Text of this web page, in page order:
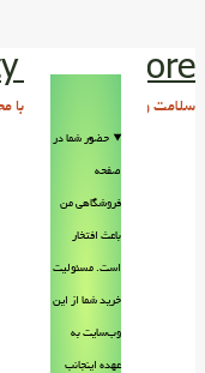
Trust store
سلامت و زیبایی پوست و مو با
حضور شما در
صفحه
فروشگاهی من
باعث افتخار
است. مسئولیت
خرید شما از این
وب‌سایت به
عهده اینجانب